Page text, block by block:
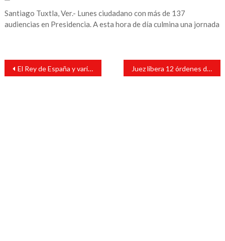
Santiago Tuxtla, Ver.- Lunes ciudadano con más de 137
audiencias en Presidencia. A esta hora de día culmina una jornada
Navegación
entradas
El Rey de España y varios presidentes confirman asistencia a toma de posesión de AMLO Juez libera 12 órdenes de aprehensión contra ex funcionarios de Duarte